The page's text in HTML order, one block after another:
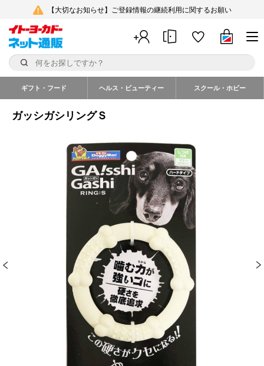
【大切なお知らせ】ご登録情報の継続利用に関するお願い
ギフト・フード ヘルス・ビューティー スクール・ホビー
ガッシガシリングＳ